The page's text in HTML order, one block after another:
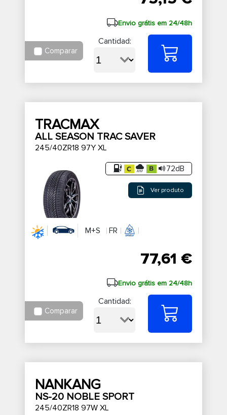
Envio grátis em 24/48h
Comparar
Cantidad:
TRACMAX
ALL SEASON TRAC SAVER
245/40ZR18 97Y XL
72dB
Ver produto
M+S FR
77,61 €
Envio grátis em 24/48h
Comparar
Cantidad:
NANKANG
NS-20 NOBLE SPORT
245/40ZR18 97W XL